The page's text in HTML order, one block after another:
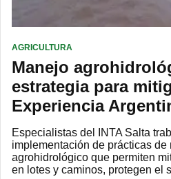
AGRICULTURA
Manejo
estrategia para
Experiencia
Especialistas del INTA Salta
implementación de prácticas de
agrohidrológico que permiten
en lotes y caminos, protegen el